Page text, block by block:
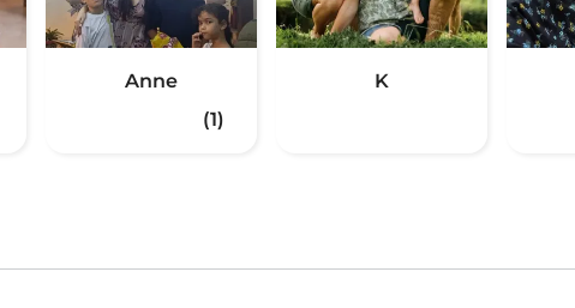
Anne
(1)
K